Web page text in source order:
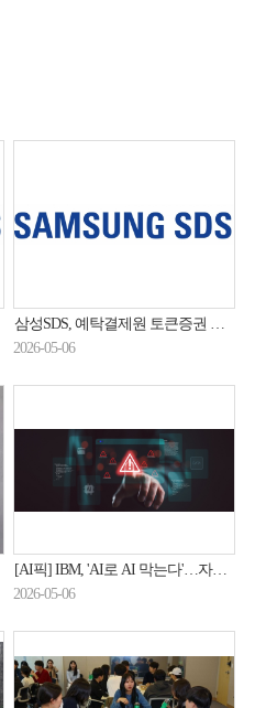
삼성SDS, 예탁결제원 토큰증권 플랫폼 구축 사업 수주
2026-05-06
[AI픽] IBM, 'AI로 AI 막는다'…자율형 보안 공개
2026-05-06